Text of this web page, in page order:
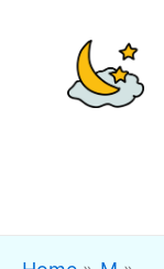
contenuto